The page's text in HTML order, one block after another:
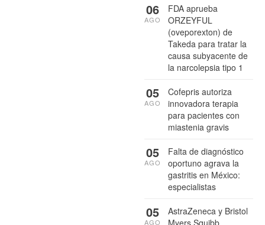
FDA aprueba
ORZEYFUL
(oveporexton) de
Takeda para tratar la
causa subyacente de
la narcolepsia tipo 1
06
AGO
Cofepris autoriza
innovadora terapia
para pacientes con
miastenia gravis
05
AGO
Falta de diagnóstico
oportuno agrava la
gastritis en México:
especialistas
05
AGO
AstraZeneca y Bristol
05
AGO